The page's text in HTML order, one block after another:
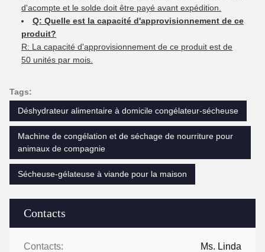
Contacts
Contacts: Ms. Linda
d'acompte et le solde doit être payé avant expédition.
Q: Quelle est la capacité d'approvisionnement de ce
produit?
R: La capacité d'approvisionnement de ce produit est de
50 unités par mois.
Tags:
Déshydrateur alimentaire à domicile congélateur-sécheuse
Machine de congélation et de séchage de nourriture pour
animaux de compagnie
Sécheuse-gélateuse à viande pour la maison